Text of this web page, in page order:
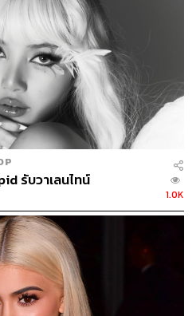
will take my expertise seriousl
the part. Best thing someone ev
it made me think about it more
later after my name printed in V
etc then it get translated to
so I guess I look the part then.
the part” just do own thin
in the 80s ( when I was al
I feel like what I do is like being
mixed bouquet and work
is a pompous word, I just d
to share my expertise and get
like that kid in that picture. #Bea
รับวาเลนไทน์
1.0K